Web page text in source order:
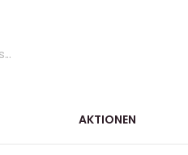
AKTIONEN